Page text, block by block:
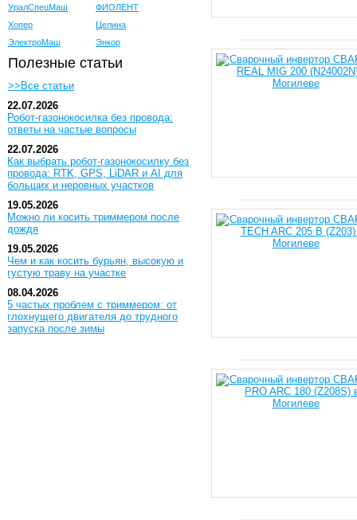
УралСпецМаш
ФИОЛЕНТ
Хопер
Целина
ЭлектроМаш
Энкор
Полезные статьи
>>Все статьи
22.07.2026
Робот-газонокосилка без провода:
ответы на частые вопросы
22.07.2026
Как выбрать робот-газонокосилку без
провода: RTK, GPS, LiDAR и AI для
больших и неровных участков
19.05.2026
Можно ли косить триммером после
дождя
19.05.2026
Чем и как косить бурьян, высокую и
густую траву на участке
08.04.2026
5 частых проблем с триммером: от
глохнущего двигателя до трудного
запуска после зимы